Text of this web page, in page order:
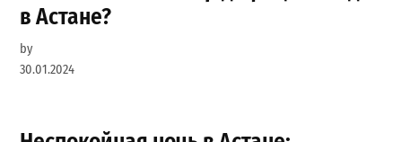
в Астане?
by
30.01.2024